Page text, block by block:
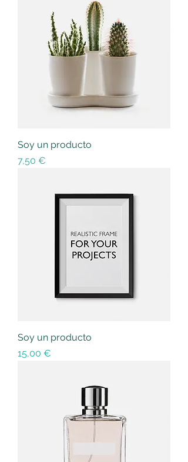
Soy un producto
Precio
7,50 €
Soy un producto
Precio
15,00 €